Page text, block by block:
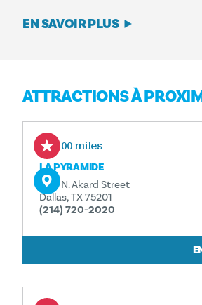
EN SAVOIR PLUS
ATTRACTIONS À
0.00 miles
LA PYRAMIDE
1717 N. Akard Street
Dallas, TX 75201
(214) 720-2020